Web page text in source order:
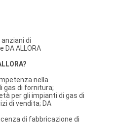
di
DA ALLORA
nella
gas di fornitura;
per gli impianti di gas di
di vendita; DA
di fabbricazione di